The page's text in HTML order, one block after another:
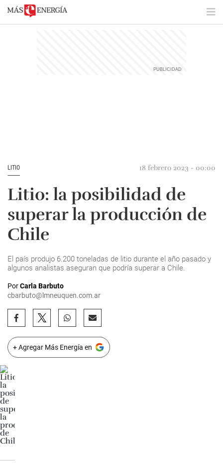
LITIO 18 febrero 2023 - 00:00
Litio: la posibilidad de
superar la producción de
Chile
El país produjo 6.200 toneladas de litio durante el año pasado y
algunos analistas aseguran que podría superar a Chile.
PorCarla Barbuto
cbarbuto@lmneuquen.com.ar
+ Agregar Más Energía en